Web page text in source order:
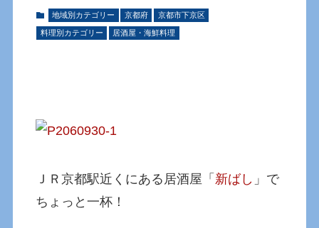
地域別カテゴリー 京都府 京都市下京区
料理別カテゴリー 居酒屋・海鮮料理
ＪＲ京都駅近くにある居酒屋「 新ばし 」で
ちょっと一杯！